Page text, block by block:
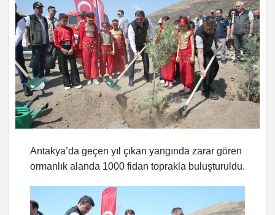
Antakya’da geçen yıl çıkan yangında zarar gören
ormanlık alanda 1000 fidan toprakla buluşturuldu.